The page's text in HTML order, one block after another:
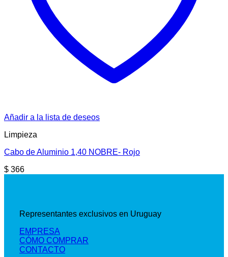
Añadir a la lista de deseos
Limpieza
Cabo de Aluminio 1,40 NOBRE- Rojo
$ 366
Representantes exclusivos en Uruguay
EMPRESA
CÓMO COMPRAR
CONTACTO